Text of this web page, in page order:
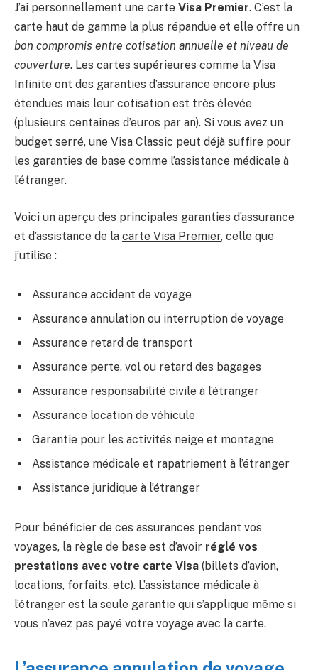
J’ai personnellement une carte Visa Premier. C’est la
carte haut de gamme la plus répandue et elle offre un
bon compromis entre cotisation annuelle et niveau de
couverture. Les cartes supérieures comme la Visa
Infinite ont des garanties d’assurance encore plus
étendues mais leur cotisation est très élevée
(plusieurs centaines d’euros par an). Si vous avez un
budget serré, une Visa Classic peut déjà suffire pour
les garanties de base comme l’assistance médicale à
l’étranger.
Voici un aperçu des principales garanties d’assurance
et d’assistance de la carte Visa Premier, celle que
j’utilise :
Assurance accident de voyage
Assurance annulation ou interruption de voyage
Assurance retard de transport
Assurance perte, vol ou retard des bagages
Assurance responsabilité civile à l’étranger
Assurance location de véhicule
Garantie pour les activités neige et montagne
Assistance médicale et rapatriement à l’étranger
Assistance juridique à l’étranger
Pour bénéficier de ces assurances pendant vos
voyages, la règle de base est d’avoir réglé vos
prestations avec votre carte Visa (billets d’avion,
locations, forfaits, etc). L’assistance médicale à
l’étranger est la seule garantie qui s’applique même si
vous n’avez pas payé votre voyage avec la carte.